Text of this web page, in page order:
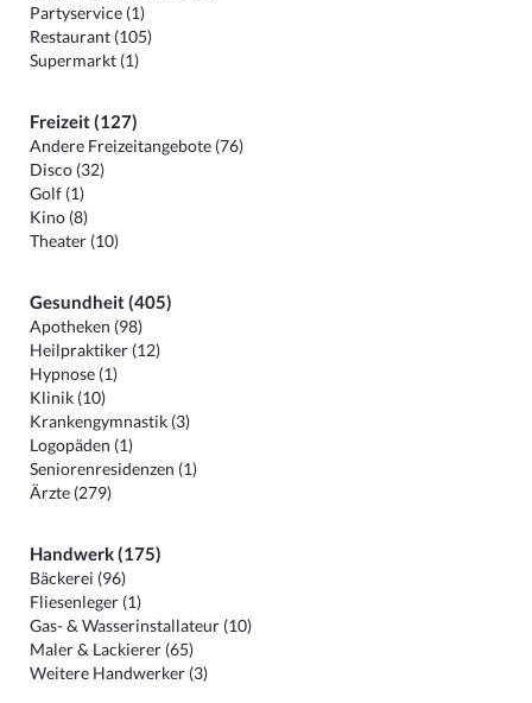
Partyservice (1)
Restaurant (105)
Supermarkt (1)
Freizeit (127)
Andere Freizeitangebote (76)
Disco (32)
Golf (1)
Kino (8)
Theater (10)
Gesundheit (405)
Apotheken (98)
Heilpraktiker (12)
Hypnose (1)
Klinik (10)
Krankengymnastik (3)
Logopäden (1)
Seniorenresidenzen (1)
Ärzte (279)
Handwerk (175)
Bäckerei (96)
Fliesenleger (1)
Gas- & Wasserinstallateur (10)
Maler & Lackierer (65)
Weitere Handwerker (3)